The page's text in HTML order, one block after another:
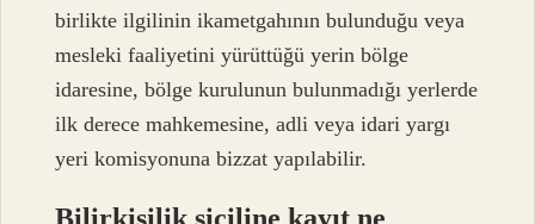
birlikte ilgilinin ikametgahının bulunduğu veya
mesleki faaliyetini yürüttüğü yerin bölge
idaresine, bölge kurulunun bulunmadığı yerlerde
ilk derece mahkemesine, adli veya idari yargı
yeri komisyonuna bizzat yapılabilir.